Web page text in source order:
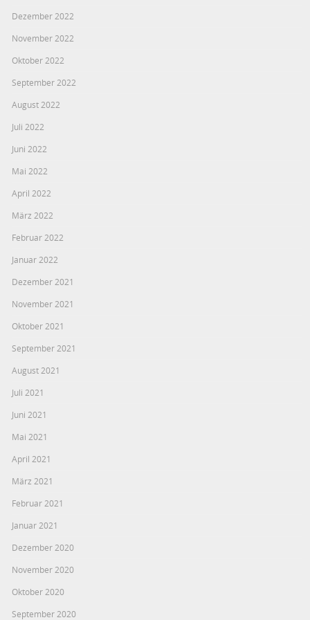
Dezember 2022
November 2022
Oktober 2022
September 2022
August 2022
Juli 2022
Juni 2022
Mai 2022
April 2022
März 2022
Februar 2022
Januar 2022
Dezember 2021
November 2021
Oktober 2021
September 2021
August 2021
Juli 2021
Juni 2021
Mai 2021
April 2021
März 2021
Februar 2021
Januar 2021
Dezember 2020
November 2020
Oktober 2020
September 2020